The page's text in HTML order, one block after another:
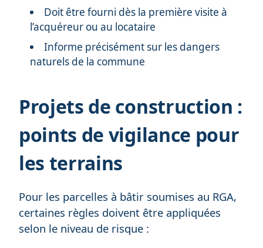
Doit être fourni dès la première visite à
l’acquéreur ou au locataire
Informe précisément sur les dangers
naturels de la commune
Projets de construction :
points de vigilance pour
les terrains
Pour les parcelles à bâtir soumises au RGA,
certaines règles doivent être appliquées
selon le niveau de risque :